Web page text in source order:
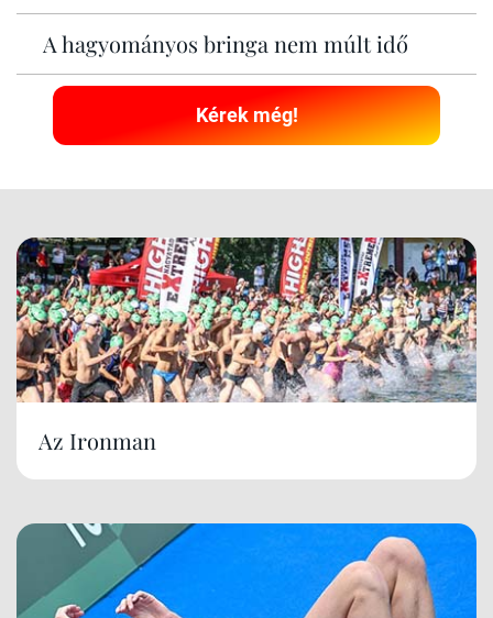
A hagyományos bringa nem múlt idő
Kérek még!
Az Ironman